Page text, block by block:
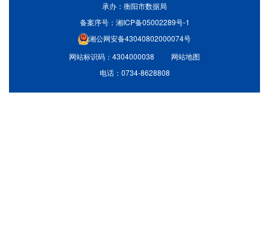
承办：衡阳市数据局
备案序号：湘ICP备05002289号-1
湘公网安备43040802000074号
网站标识码：4304000038
网站地图
电话：0734-8628808